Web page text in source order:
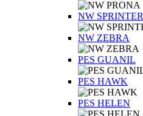
NW SPRINTER
NW ZEBRA
PES GUANIL
PES HAWK
PES HELEN